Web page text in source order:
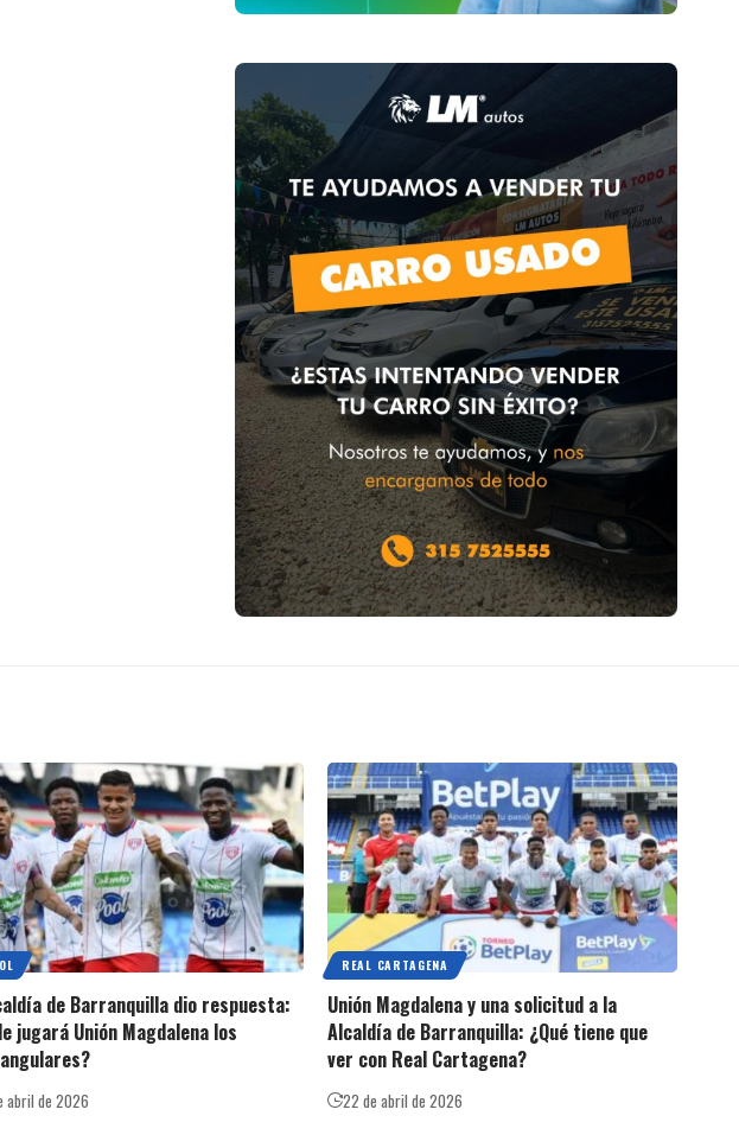
de Barranquilla dio respuesta:
jugará Unión Magdalena los
abril de 2026
REAL CARTAGENA
Unión Magdalena y una solicitud a la
Alcaldía de Barranquilla: ¿Qué tiene que
ver con Real Cartagena?
22 de abril de 2026